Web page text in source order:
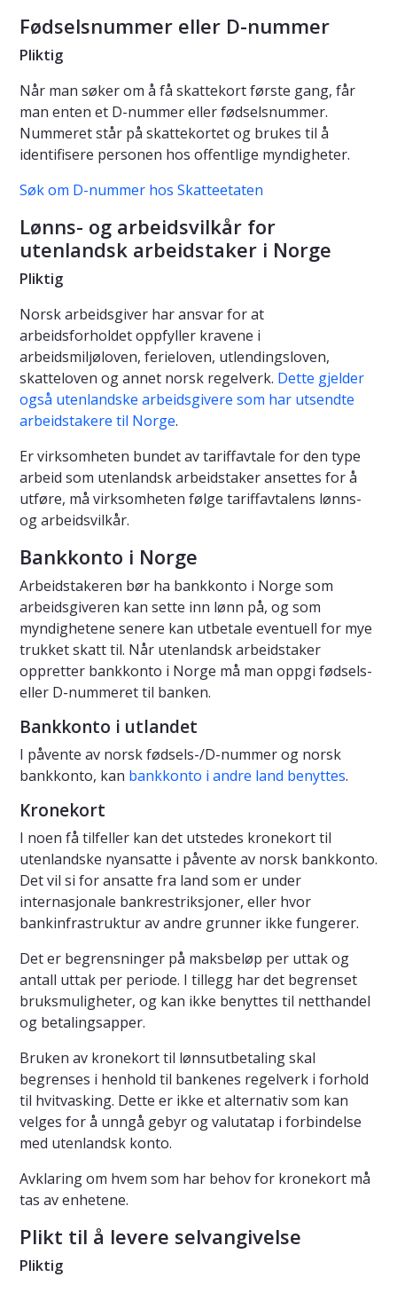
Fødselsnummer eller D-nummer
Pliktig
Når man søker om å få skattekort første gang, får
man enten et D-nummer eller fødselsnummer.
Nummeret står på skattekortet og brukes til å
identifisere personen hos offentlige myndigheter.
Søk om D-nummer hos Skatteetaten
Lønns- og arbeidsvilkår for
utenlandsk arbeidstaker i Norge
Pliktig
Norsk arbeidsgiver har ansvar for at
arbeidsforholdet oppfyller kravene i
arbeidsmiljøloven, ferieloven, utlendingsloven,
skatteloven og annet norsk regelverk. Dette gjelder
også utenlandske arbeidsgivere som har utsendte
arbeidstakere til Norge.
Er virksomheten bundet av tariffavtale for den type
arbeid som utenlandsk arbeidstaker ansettes for å
utføre, må virksomheten følge tariffavtalens lønns-
og arbeidsvilkår.
Bankkonto i Norge
Arbeidstakeren bør ha bankkonto i Norge som
arbeidsgiveren kan sette inn lønn på, og som
myndighetene senere kan utbetale eventuell for mye
trukket skatt til. Når utenlandsk arbeidstaker
oppretter bankkonto i Norge må man oppgi fødsels-
eller D-nummeret til banken.
Bankkonto i utlandet
I påvente av norsk fødsels-/D-nummer og norsk
bankkonto, kan bankkonto i andre land benyttes.
Kronekort
I noen få tilfeller kan det utstedes kronekort til
utenlandske nyansatte i påvente av norsk bankkonto.
Det vil si for ansatte fra land som er under
internasjonale bankrestriksjoner, eller hvor
bankinfrastruktur av andre grunner ikke fungerer.
Det er begrensninger på maksbeløp per uttak og
antall uttak per periode. I tillegg har det begrenset
bruksmuligheter, og kan ikke benyttes til netthandel
og betalingsapper.
Bruken av kronekort til lønnsutbetaling skal
begrenses i henhold til bankenes regelverk i forhold
til hvitvasking. Dette er ikke et alternativ som kan
velges for å unngå gebyr og valutatap i forbindelse
med utenlandsk konto.
Avklaring om hvem som har behov for kronekort må
tas av enhetene.
Plikt til å levere selvangivelse
Pliktig